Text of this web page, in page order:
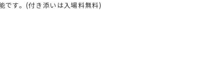
です。(付き添いは入場料無料)